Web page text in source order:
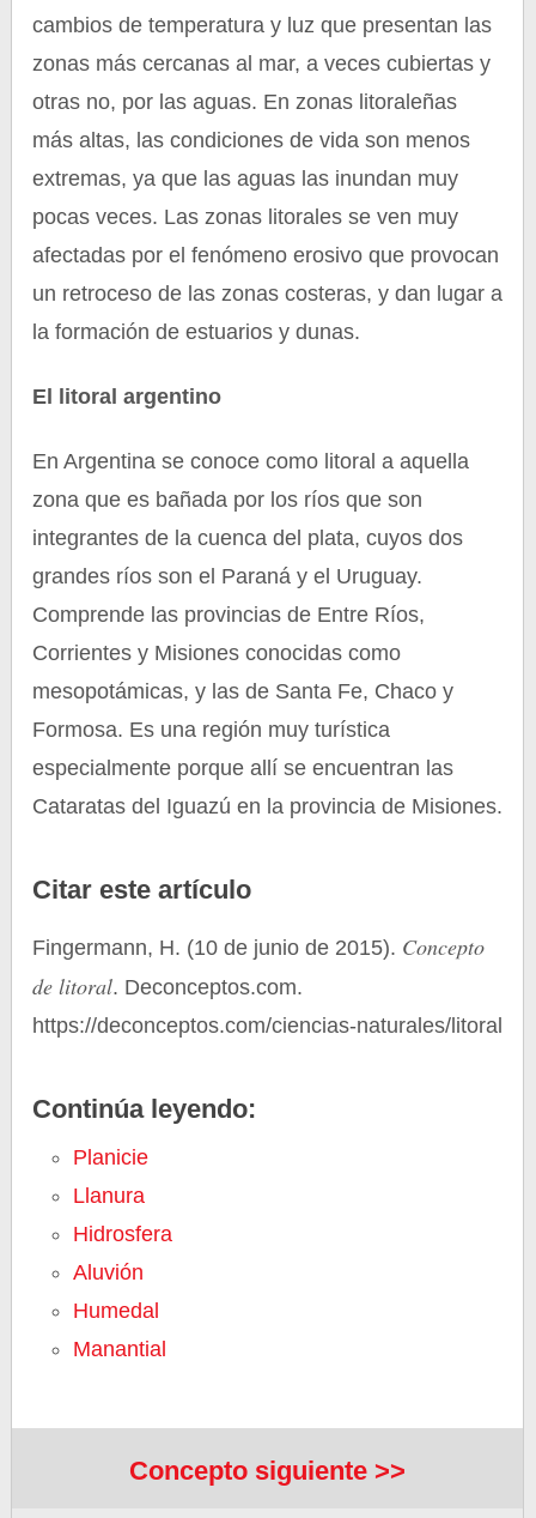
cambios de temperatura y luz que presentan las
zonas más cercanas al mar, a veces cubiertas y
otras no, por las aguas. En zonas litoraleñas
más altas, las condiciones de vida son menos
extremas, ya que las aguas las inundan muy
pocas veces. Las zonas litorales se ven muy
afectadas por el fenómeno erosivo que provocan
un retroceso de las zonas costeras, y dan lugar a
la formación de estuarios y dunas.
El litoral argentino
En Argentina se conoce como litoral a aquella
zona que es bañada por los ríos que son
integrantes de la cuenca del plata, cuyos dos
grandes ríos son el Paraná y el Uruguay.
Comprende las provincias de Entre Ríos,
Corrientes y Misiones conocidas como
mesopotámicas, y las de Santa Fe, Chaco y
Formosa. Es una región muy turística
especialmente porque allí se encuentran las
Cataratas del Iguazú en la provincia de Misiones.
Citar este artículo
Fingermann, H. (10 de junio de 2015). Concepto
de litoral. Deconceptos.com.
https://deconceptos.com/ciencias-naturales/litoral
Continúa leyendo:
Planicie
Llanura
Hidrosfera
Aluvión
Humedal
Manantial
Concepto siguiente >>